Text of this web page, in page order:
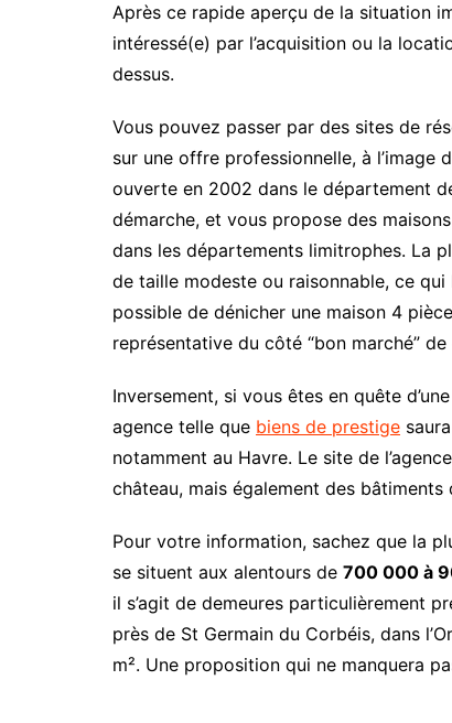
Après ce rapide aperçu de la situation
intéressé(e) par l’acquisition ou la
dessus.
Vous pouvez passer par des sites de
sur une offre professionnelle, à l’image
ouverte en 2002 dans le département
démarche, et vous propose des
dans les départements limitrophes. La
de taille modeste ou raisonnable, ce
possible de dénicher une maison 4
représentative du côté “bon marché”
Inversement, si vous êtes en quête d’une
agence telle que biens de prestige
notamment au Havre. Le site de
château, mais également des bâtiments
Pour votre information, sachez que la
se situent aux alentours de 700 000 à
il s’agit de demeures particulièrement
près de St Germain du Corbéis, dans
m². Une proposition qui ne manquera